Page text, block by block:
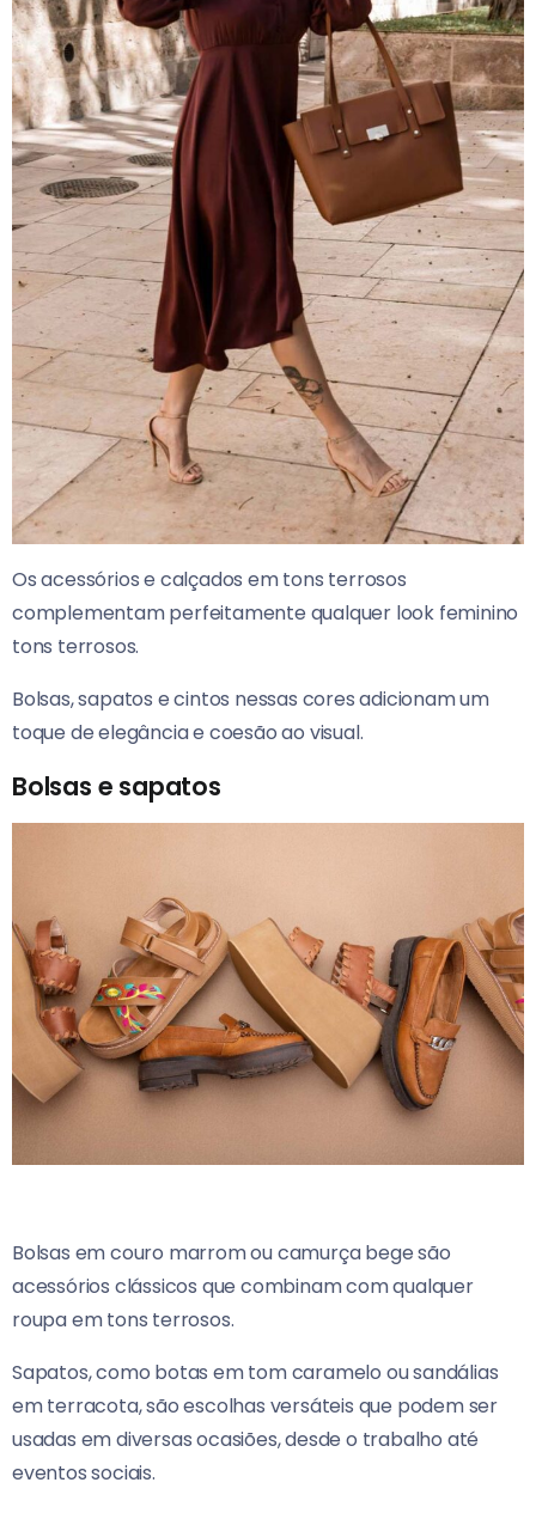
Os acessórios e calçados em tons terrosos
complementam perfeitamente qualquer look feminino
tons terrosos.
Bolsas, sapatos e cintos nessas cores adicionam um
toque de elegância e coesão ao visual.
Bolsas e sapatos
Bolsas em couro marrom ou camurça bege são
acessórios clássicos que combinam com qualquer
roupa em tons terrosos.
Sapatos, como botas em tom caramelo ou sandálias
em terracota, são escolhas versáteis que podem ser
usadas em diversas ocasiões, desde o trabalho até
eventos sociais.